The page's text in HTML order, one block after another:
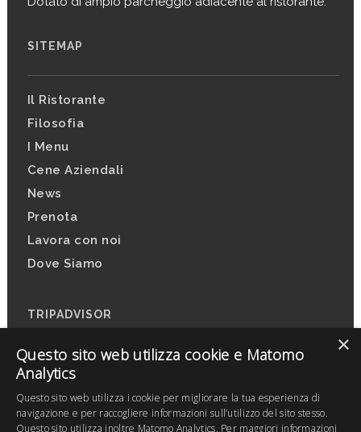
SITEMAP
Il Ristorante
Filosofia
I Menu
Cene Aziendali
News
Prenota
Lavora con noi
Dove Siamo
TRIPADVISOR
×
Questo sito web utilizza cookie e Matomo
Analytics
Questo sito web utilizza i cookie per migliorare la tua esperienza di
navigazione e per raccogliere informazioni sull’utilizzo del sito stesso.
Questo sito utilizza inoltre Matomo Analytics. Per maggiori informazioni